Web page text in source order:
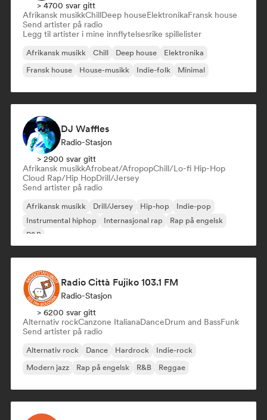
> 4700 svar gitt
Afrikansk musikkChillDeep houseElektronikaFransk house
Send artister på radio
Legg til artister i mine innflytelsesrike spillelister
Afrikansk musikk Chill Deep house
Elektronika
Fransk house
House-musikk Indie-folk Minimal
DJ Waffles
Radio-Stasjon
> 2900 svar gitt
Afrikansk musikkAfrobeat/AfropopChill/Lo-fi Hip-Hop
Cloud Rap/Hip HopDrill/Jersey
Send artister på radio
Afrikansk musikk Drill/Jersey Hip-hop
Indie-pop
Instrumental hiphop
Internasjonal rap
Rap på engelsk
R&B
Radio Città Fujiko 103.1 FM
Radio-Stasjon
> 6200 svar gitt
Alternativ rockCanzone ItalianaDanceDrum and BassFunk
Send artister på radio
Alternativ rock Dance Hardrock
Indie-rock
Modern jazz
Rap på engelsk R&B Reggae